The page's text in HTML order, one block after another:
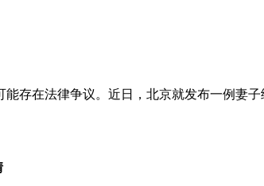
存在法律争议。近日，北京就发布一例妻